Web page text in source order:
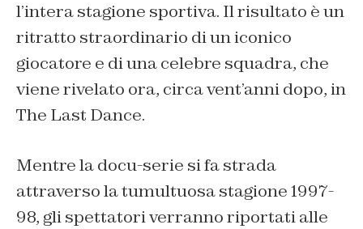
l’intera stagione sportiva. Il risultato è un
ritratto straordinario di un iconico
giocatore e di una celebre squadra, che
viene rivelato ora, circa vent’anni dopo, in
The Last Dance.
Mentre la docu-serie si fa strada
attraverso la tumultuosa stagione 1997-
98, gli spettatori verranno riportati alle